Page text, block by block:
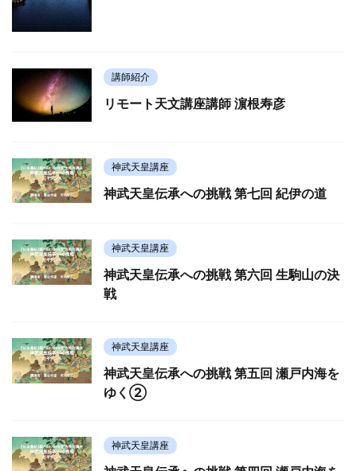
講師紹介
リモート天文講座講師 濵根寿彦
神武天皇講座
神武天皇伝承への挑戦 第七回 紀伊の道
神武天皇講座
神武天皇伝承への挑戦 第六回 生駒山の決
戦
神武天皇講座
神武天皇伝承への挑戦 第五回 瀬戸内海を
ゆく②
神武天皇講座